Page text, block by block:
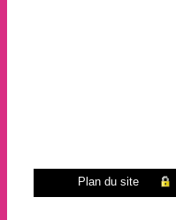
Plan du site